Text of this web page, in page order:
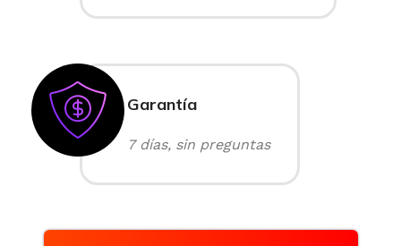
Garantía
7 días, sin preguntas